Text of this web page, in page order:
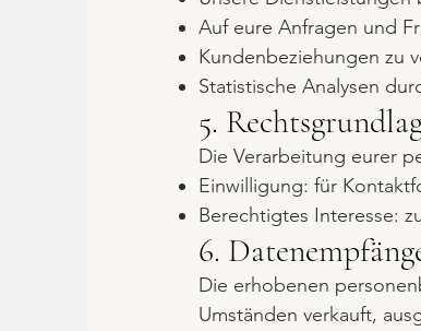
Auf eure Anfragen und
Kundenbeziehungen zu
Statistische Analysen
5.
Die Verarbeitung eurer
Einwilligung: für
Berechtigtes Interesse:
6.
Die erhobenen
Umständen verkauft,